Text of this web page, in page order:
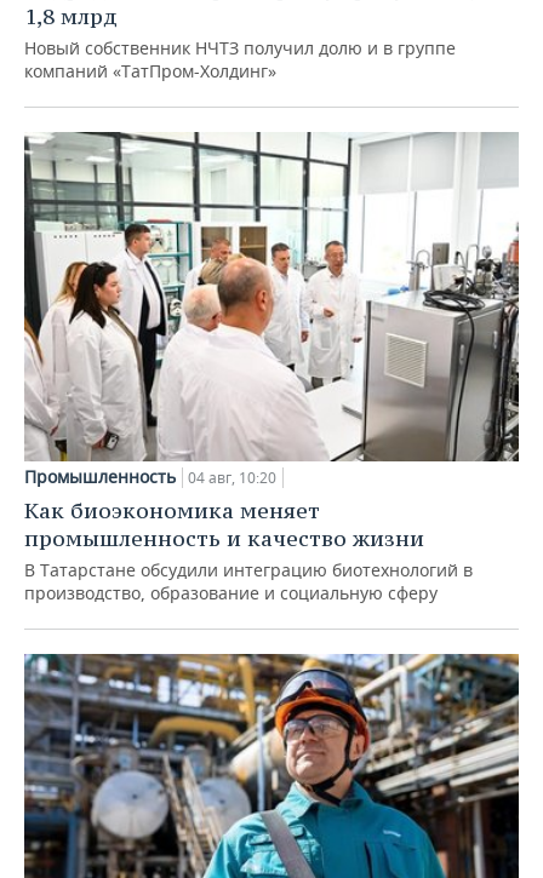
1,8 млрд
Новый собственник НЧТЗ получил долю и в группе
компаний «ТатПром-Холдинг»
Промышленность 04 авг, 10:20
Как биоэкономика меняет
промышленность и качество жизни
В Татарстане обсудили интеграцию биотехнологий в
производство, образование и социальную сферу